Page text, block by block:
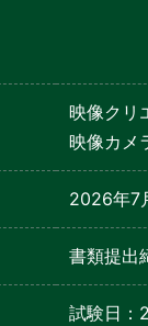
映像クリ
映像カメ
2026年7
書類提出
試験日：